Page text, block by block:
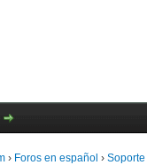
› Foros en español ›Soporte